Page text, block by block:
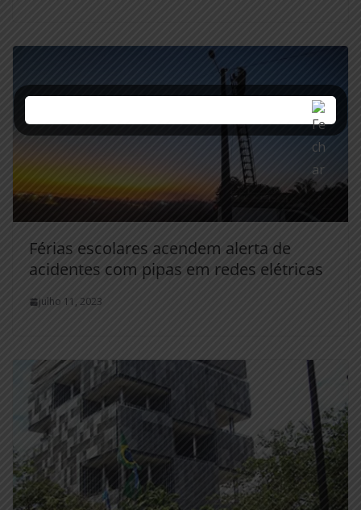
Férias escolares acendem alerta de
acidentes com pipas em redes elétricas
julho 11, 2023